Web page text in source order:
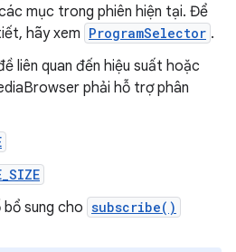
mục trong phiên hiện tại. Để
hãy xem ProgramSelector .
liên quan đến hiệu suất hoặc
phải hỗ trợ phân
sung cho subscribe()